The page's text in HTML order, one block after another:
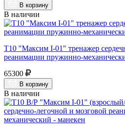
В корзину
В наличии
Т10 "Максим I-01" тренажер
реанимации пружинно-
65300
В корзину
В наличии